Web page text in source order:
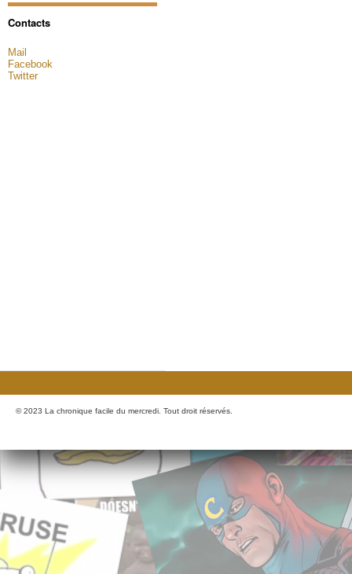
Contacts
Mail
Facebook
Twitter
© 2023 La chronique facile du mercredi. Tout droit réservés.